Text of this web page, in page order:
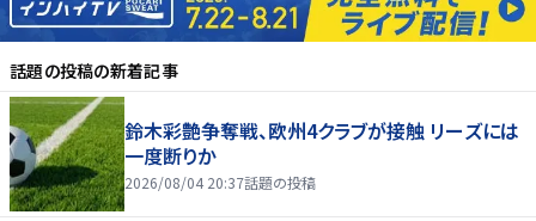
話題の投稿の新着記事
鈴木彩艶争奪戦、欧州4クラブが接触 リーズには
一度断りか
2026/08/04 20:37話題の投稿